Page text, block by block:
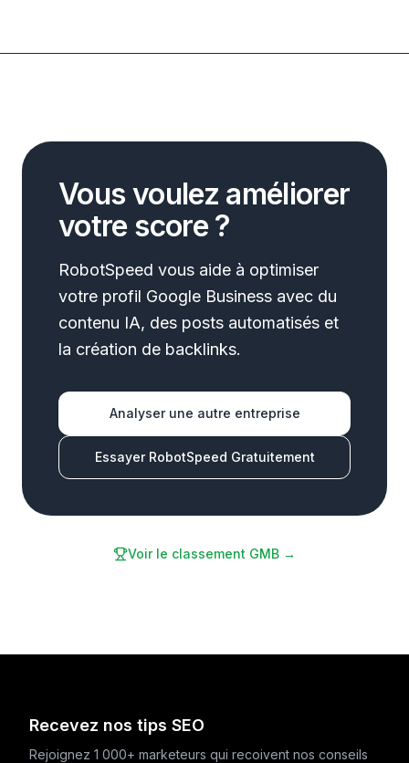
Vous voulez améliorer
votre score ?
RobotSpeed vous aide à optimiser
votre profil Google Business avec du
contenu IA, des posts automatisés et
la création de backlinks.
Analyser une autre entreprise
Essayer RobotSpeed Gratuitement
Voir le classement GMB →
Recevez nos tips SEO
Rejoignez 1 000+ marketeurs qui recoivent nos conseils